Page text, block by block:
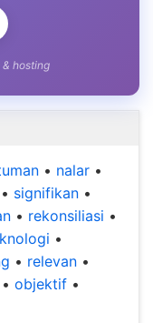
& hosting
• nalar •
• signifikan •
• rekonsiliasi •
•
• relevan •
• objektif •